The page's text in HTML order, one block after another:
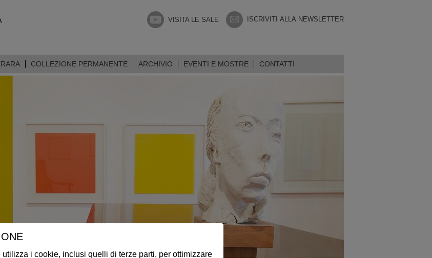
ISCRIVITI ALLA NEWSLETTER
VISITA LE SALE
COLLEZIONE PERMANENTE ARCHIVIO EVENTI E MOSTRE CONTATTI
utilizza i cookie, inclusi quelli di terze parti, per ottimizzare